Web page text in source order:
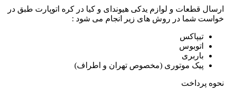
ارسال قطعات و لوازم یدکی هیوندای و کیا در کره اتوپارت طبق در
خواست شما در روش های زیر انجام می شود :
تیپاکس
اتوبوس
باربری
پیک موتوری (مخصوص تهران و اطراف)
نحوه پرداخت